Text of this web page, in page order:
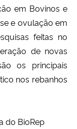
em Bovinos e
e ovulação em
feitas no
de novas
os principais
nos rebanhos
do BioRep